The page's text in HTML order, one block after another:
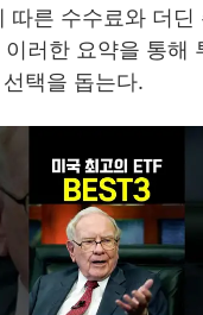
따른 수수료와 더딘
러한 요약을 통해
택을 돕는다.